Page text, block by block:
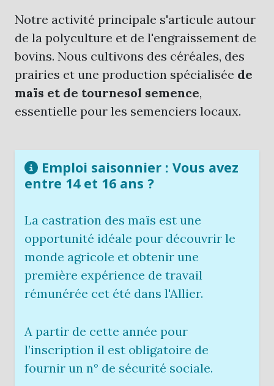
Notre activité principale s'articule autour
de la polyculture et de l'engraissement de
bovins. Nous cultivons des céréales, des
prairies et une production spécialisée de
maïs et de tournesol semence,
essentielle pour les semenciers locaux.
Emploi saisonnier : Vous avez
entre 14 et 16 ans ?
La castration des maïs est une
opportunité idéale pour découvrir le
monde agricole et obtenir une
première expérience de travail
rémunérée cet été dans l'Allier.
A partir de cette année pour
l’inscription il est obligatoire de
fournir un n° de sécurité sociale.